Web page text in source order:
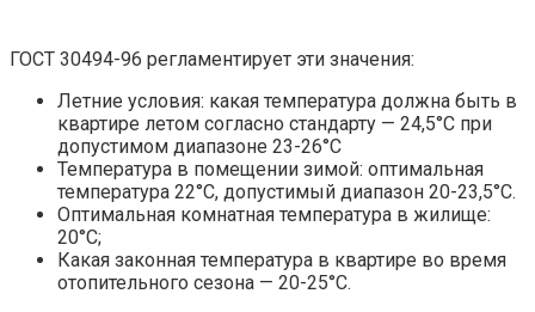
ГОСТ 30494-96 регламентирует эти значения:
Летние условия: какая температура должна быть в
квартире летом согласно стандарту — 24,5°C при
допустимом диапазоне 23-26°C
Температура в помещении зимой: оптимальная
температура 22°C, допустимый диапазон 20-23,5°C.
Оптимальная комнатная температура в жилище:
20°C;
Какая законная температура в квартире во время
отопительного сезона — 20-25°C.